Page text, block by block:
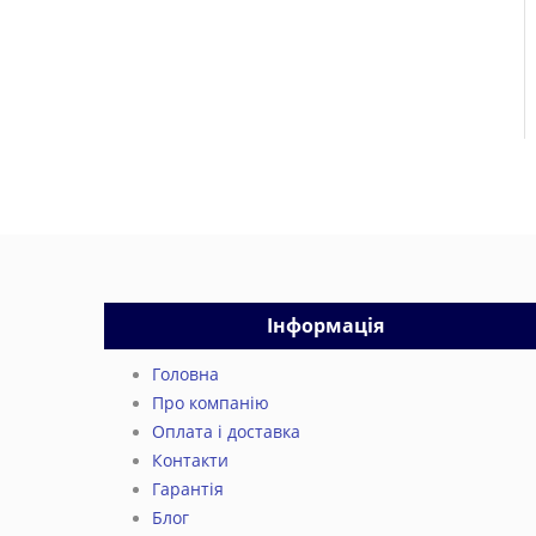
Інформація
Головна
Про компанію
Оплата і доставка
Контакти
Гарантія
Блог